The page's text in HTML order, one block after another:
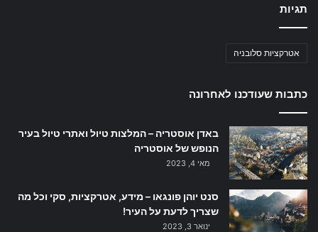
תגיות
אטרקציות סלובניה
כתבות שעודכנו לאחרונה
באדן אוסטריה – המלצות טיול ואתרי טיול בעיר
הנופש של אוסטריה
מאי 4, 2023
סנט יוהן פונגאו – מידע, אטרקציות, סקי וכל מה
שצריך לדעת על העיר!
ינואר 3, 2023